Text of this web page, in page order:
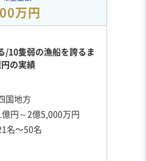
万円
/10隻弱の漁船を誇るま
の実績
国地方
億円～2億5,000万円
名〜50名